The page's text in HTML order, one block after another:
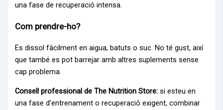
una fase de recuperació intensa.
Com prendre-ho?
Es dissol fàcilment en aigua, batuts o suc. No té gust, així
que també es pot barrejar amb altres suplements sense
cap problema.
Consell professional de The Nutrition Store: si esteu en
una fase d'entrenament o recuperació exigent, combinar